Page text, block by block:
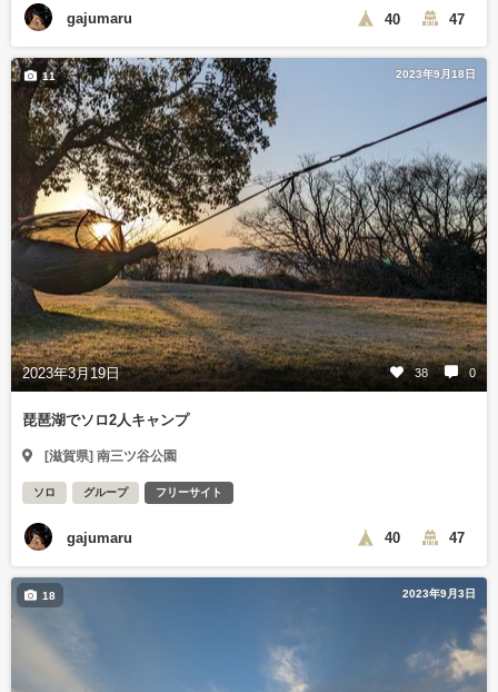
gajumaru 40 47
2023年9月18日
2023年3月19日 38 0
11
琵琶湖でソロ2人キャンプ
[滋賀県] 南三ツ谷公園
ソロ グループ フリーサイト
gajumaru 40 47
2023年9月3日
18